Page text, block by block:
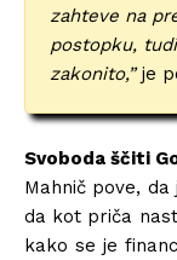
zahteve na
postopku,
zakonito,”je
Svoboda ščiti
Mahnič pove,
da kot priča
kako se je